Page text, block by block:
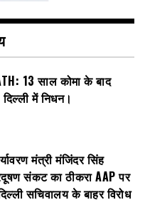
13 साल कोमा के बाद
में निधन।
मंत्री मंजिंदर सिंह
संकट का ठीकरा AAP पर
सचिवालय के बाहर विरोध